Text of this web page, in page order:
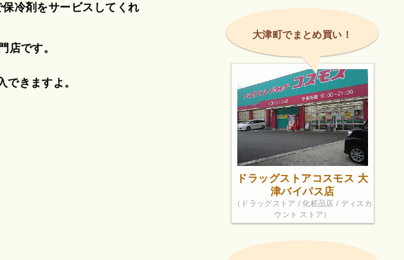
冷剤をサービスしてくれ
店です。
きますよ。
大津町でまとめ買い！
ドラッグストアコスモス 大
津バイパス店
（ドラッグストア / 化粧品店 / ディスカ
ウント ストア）